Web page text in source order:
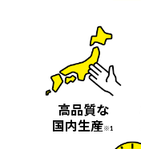
高品質な
国内生産※1